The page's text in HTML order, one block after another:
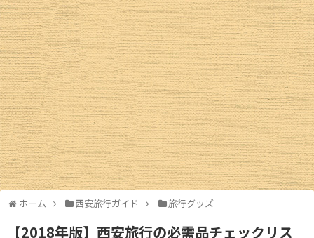
ホーム 西安旅行ガイド 旅行グッズ
【2018年版】西安旅行の必需品チェックリス
西安ツアー
治安情報
西安の気候・空気
西安ギャラリー
西安交通情報
お土産情報